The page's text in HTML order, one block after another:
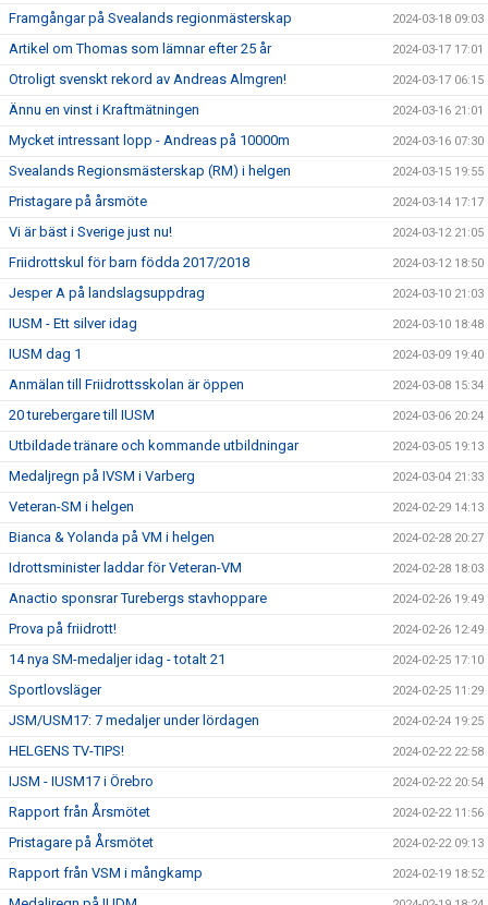
Framgångar på Svealands regionmästerskap 2024-03-18 09:03
Artikel om Thomas som lämnar efter 25 år 2024-03-17 17:01
Otroligt svenskt rekord av Andreas Almgren! 2024-03-17 06:15
Ännu en vinst i Kraftmätningen 2024-03-16 21:01
Mycket intressant lopp - Andreas på 10000m 2024-03-16 07:30
Svealands Regionsmästerskap (RM) i helgen 2024-03-15 19:55
Pristagare på årsmöte 2024-03-14 17:17
Vi är bäst i Sverige just nu! 2024-03-12 21:05
Friidrottskul för barn födda 2017/2018 2024-03-12 18:50
Jesper A på landslagsuppdrag 2024-03-10 21:03
IUSM - Ett silver idag 2024-03-10 18:48
IUSM dag 1 2024-03-09 19:40
Anmälan till Friidrottsskolan är öppen 2024-03-08 15:34
20 turebergare till IUSM 2024-03-06 20:24
Utbildade tränare och kommande utbildningar 2024-03-05 19:13
Medaljregn på IVSM i Varberg 2024-03-04 21:33
Veteran-SM i helgen 2024-02-29 14:13
Bianca & Yolanda på VM i helgen 2024-02-28 20:27
Idrottsminister laddar för Veteran-VM 2024-02-28 18:03
Anactio sponsrar Turebergs stavhoppare 2024-02-26 19:49
Prova på friidrott! 2024-02-26 12:49
14 nya SM-medaljer idag - totalt 21 2024-02-25 17:10
Sportlovsläger 2024-02-25 11:29
JSM/USM17: 7 medaljer under lördagen 2024-02-24 19:25
HELGENS TV-TIPS! 2024-02-22 22:58
IJSM - IUSM17 i Örebro 2024-02-22 20:54
Rapport från Årsmötet 2024-02-22 11:56
Pristagare på Årsmötet 2024-02-22 09:13
Rapport från VSM i mångkamp 2024-02-19 18:52